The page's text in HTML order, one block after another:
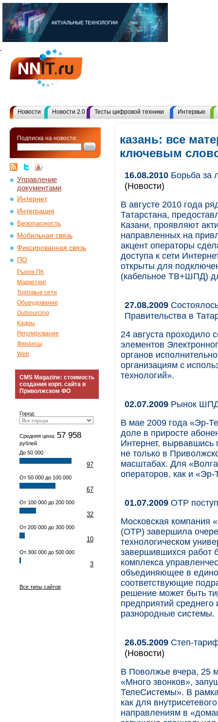
Новости Новости 2.0 Тесты цифровой техники Интервью
Подписка на новости:
Управление
документами
Интернет
Интеграция
Безопасность
Мобильная связь
Фиксированная связь
ПО
Рынок ПК
Маркетинг
Торговые сети
Оборудование
Outsourcing
Кадры
Регулирование
Финансы
Web
CMS Magazine: стоимость
создания корп. сайта в
Приволжском ФО
Город:
Средняя цена: 57 958
рублей
До 50 000
97
От 50 000 до 100 000
67
От 100 000 до 200 000
32
От 200 000 до 300 000
10
От 300 000 до 500 000
3
Все типы сайтов
казань: все
ключевым
16.08.2010 Борьба за
(Новости)
В августе 2010 года
Татарстана,
Казани, проявляют
направленных на
акцент операторы
доступа к сети
открыты для
(кабельное ТВ+ШПД)
27.08.2009
Правительства в
24 августа проходило
элементов
органов
организациям с
технологий».
02.07.2009 Рынок
В мае 2009 года «Эр-
доле в приросте
Интернет, вырвавшись
не только в
масштабах. Для
операторов, как и
01.07.2009 ОТР
Московская компания
(ОТР) завершила
технологическом
завершившихся работ
комплекса
объединяющее в
соответствующие
решение может быть
предприятий среднего
разнородные системы.
26.05.2009 Степ-
(Новости)
В Поволжье вчера, 25
«Много звонков»,
ТелеСистемы». В
как для
направлениям в